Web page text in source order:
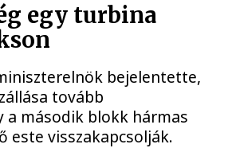
egy turbina
bejelentette,
tovább
a második blokk hármas
visszakapcsolják.